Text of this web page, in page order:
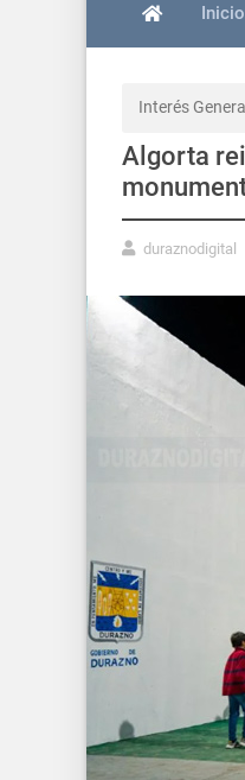
Inicio
Interés General
Algorta
duraznodigital